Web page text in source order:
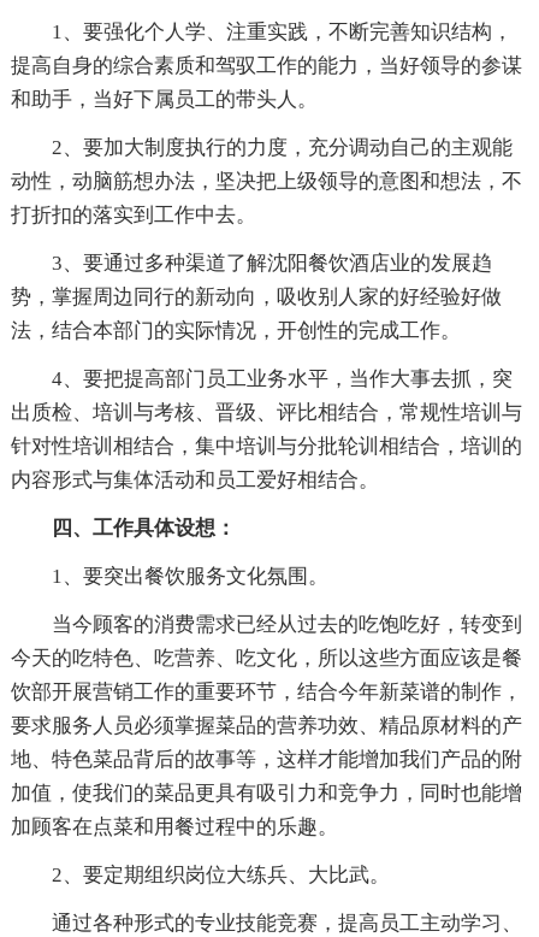
1、要强化个人学、注重实践，不断完善知识结构，
提高自身的综合素质和驾驭工作的能力，当好领导的参谋
和助手，当好下属员工的带头人。
2、要加大制度执行的力度，充分调动自己的主观能
动性，动脑筋想办法，坚决把上级领导的意图和想法，不
打折扣的落实到工作中去。
3、要通过多种渠道了解沈阳餐饮酒店业的发展趋
势，掌握周边同行的新动向，吸收别人家的好经验好做
法，结合本部门的实际情况，开创性的完成工作。
4、要把提高部门员工业务水平，当作大事去抓，突
出质检、培训与考核、晋级、评比相结合，常规性培训与
针对性培训相结合，集中培训与分批轮训相结合，培训的
内容形式与集体活动和员工爱好相结合。
四、工作具体设想：
1、要突出餐饮服务文化氛围。
当今顾客的消费需求已经从过去的吃饱吃好，转变到
今天的吃特色、吃营养、吃文化，所以这些方面应该是餐
饮部开展营销工作的重要环节，结合今年新菜谱的制作，
要求服务人员必须掌握菜品的营养功效、精品原材料的产
地、特色菜品背后的故事等，这样才能增加我们产品的附
加值，使我们的菜品更具有吸引力和竞争力，同时也能增
加顾客在点菜和用餐过程中的乐趣。
2、要定期组织岗位大练兵、大比武。
通过各种形式的专业技能竞赛，提高员工主动学习、